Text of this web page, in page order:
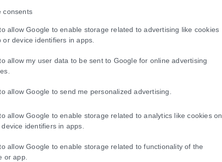
consents
allow Google to enable storage related to advertising like cookies
or device identifiers in apps.
allow my user data to be sent to Google for online advertising
allow Google to send me personalized advertising.
allow Google to enable storage related to analytics like cookies on
identifiers in apps.
allow Google to enable storage related to functionality of the
or app.